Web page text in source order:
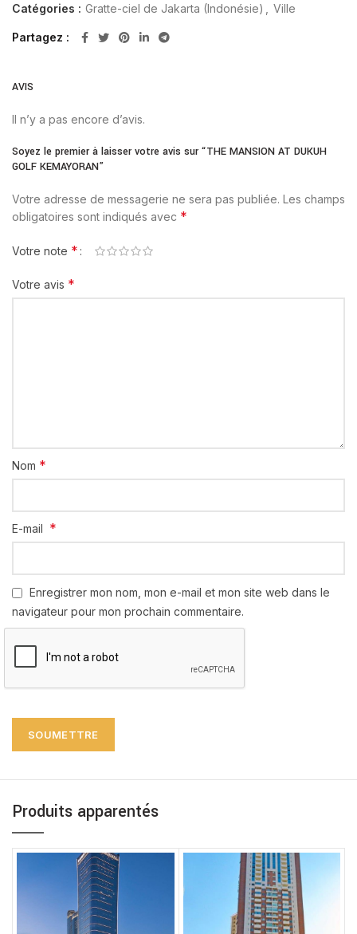
Catégories : Gratte-ciel de Jakarta (Indonésie) Ville
Partagez
AVIS
Il n’y a pas encore d’avis.
Soyez le premier à laisser votre avis sur “THE MANSION AT DUKUH
GOLF KEMAYORAN”
Votre adresse de messagerie ne sera pas publiée. Les champs
obligatoires sont indiqués avec *
Votre note *
Votre avis *
Nom *
E-mail *
Enregistrer mon nom, mon e-mail et mon site web dans le
navigateur pour mon prochain commentaire.
Produits apparentés